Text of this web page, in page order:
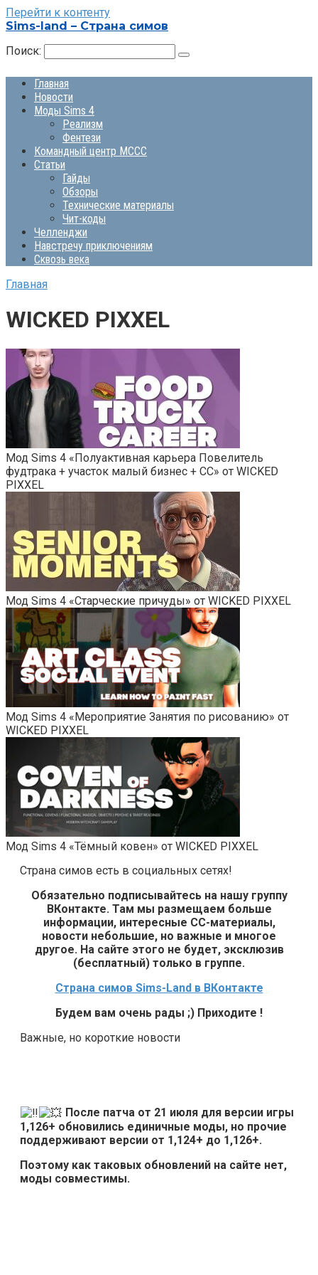
Перейти к контенту
Sims-land – Страна симов
Поиск:
Главная
Новости
Моды Sims 4
Реализм
Фентези
Командный центр MCCC
Статьи
Гайды
Обзоры
Технические материалы
Чит-коды
Челленджи
Навстречу приключениям
Сквозь века
Главная
WICKED PIXXEL
Мод Sims 4 «Полуактивная карьера Повелитель
фудтрака + участок малый бизнес + СС» от WICKED
PIXXEL
Мод Sims 4 «Старческие причуды» от WICKED PIXXEL
Мод Sims 4 «Мероприятие Занятия по рисованию» от
WICKED PIXXEL
Мод Sims 4 «Тёмный ковен» от WICKED PIXXEL
Страна симов есть в социальных сетях!
Обязательно подписывайтесь на нашу группу
ВКонтакте. Там мы размещаем больше
информации, интересные СС-материалы,
новости небольшие, но важные и многое
другое. На сайте этого не будет, эксклюзив
(бесплатный) только в группе.
Страна симов Sims-Land в ВКонтакте
Будем вам очень рады ;) Приходите !
Важные, но короткие новости
После патча от 21 июля для версии игры
1,126+ обновились единичные моды, но прочие
поддерживают версии от 1,124+ до 1,126+.
Поэтому как таковых обновлений на сайте нет,
моды совместимы.